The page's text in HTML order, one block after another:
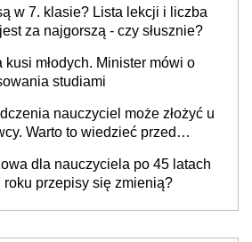
w 7. klasie? Lista lekcji i liczba
za najgorszą - czy słusznie?
kusi młodych. Minister mówi o
studiami
nauczyciel może złożyć u
Warto to wiedzieć przed
dla nauczyciela po 45 latach
roku przepisy się zmienią?